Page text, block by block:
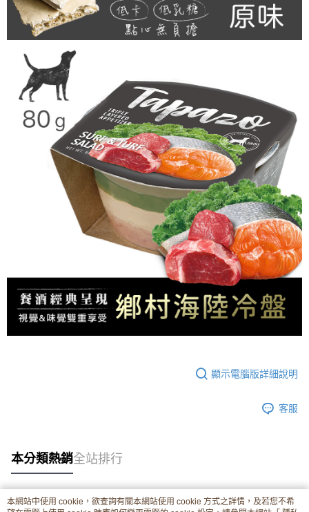
顯示電腦版詳細說明
客服
本分類熱銷全站排行
本網站中使用 cookie，欲查詢有關本網站使用 cookie 方式之詳情，及若您不希